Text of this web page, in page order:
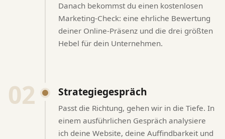
Danach bekommst du einen kostenlosen
Marketing-Check: eine ehrliche Bewertung
deiner Online-Präsenz und die drei größten
Hebel für dein Unternehmen.
02 Strategiegespräch
Passt die Richtung, gehen wir in die Tiefe. In
einem ausführlichen Gespräch analysiere
ich deine Website, deine Auffindbarkeit und